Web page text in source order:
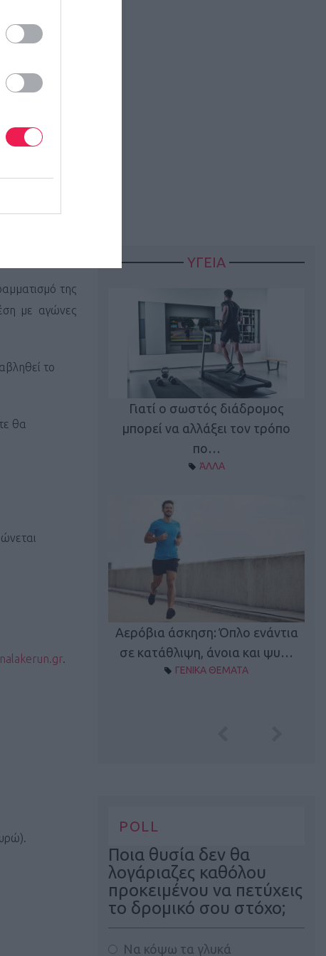
αγώνα των
Παραλίμνιο
της
με αγώνες
το
θα
.
ΥΓΕΙΑ
καφεΐνη
Γιατί ο σωστός διάδρομος
μπορεί να αλλάξει τον τρόπο
πο…
ΆΛΛΑ
Αερόβια άσκηση: Όπλο ενάντια
σε κατάθλιψη, άνοια και ψυ…
ΓΕΝΙΚΑ ΘΕΜΑΤΑ
POLL
Ποια θυσία δεν θα
λογάριαζες καθόλου
προκειμένου να πετύχεις
το δρομικό σου στόχο;
Να κόψω τα γλυκά